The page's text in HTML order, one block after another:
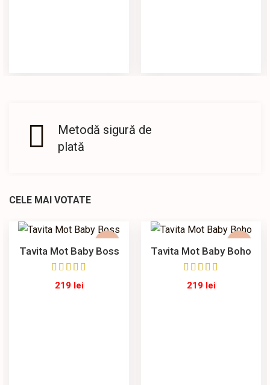
Metodă sigură de
plată
CELE MAI VOTATE
Tavita Mot Baby Boss
219 lei
Tavita Mot Baby Boho
219 lei